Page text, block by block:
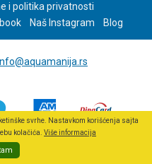
i politika privatnosti
Naš Instagram Blog
svrhe. Nastavkom korišćenja sajta
kolačića. Više informacija